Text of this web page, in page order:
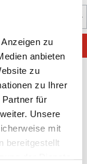
zu
anbieten
zu
zu Ihrer
für
Unsere
mit
bereitgestellt
ein oder